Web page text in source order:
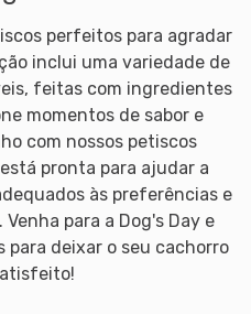
perfeitos para agradar
inclui uma variedade de
feitas com ingredientes
momentos de sabor e
com nossos petiscos
pronta para ajudar a
às preferências e
para a Dog's Day e
para deixar o seu cachorro